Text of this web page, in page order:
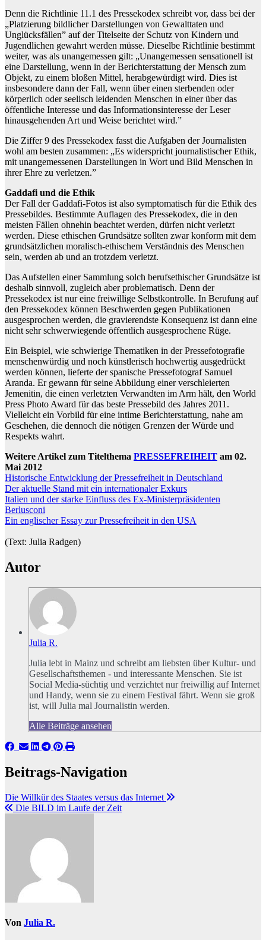
Denn die Richtlinie 11.1 des Pressekodex schreibt vor, dass bei der
„Platzierung bildlicher Darstellungen von Gewalttaten und
Unglücksfällen” auf der Titelseite der Schutz von Kindern und
Jugendlichen gewahrt werden müsse. Dieselbe Richtlinie bestimmt
weiter, was als unangemessen gilt: „Unangemessen sensationell ist
eine Darstellung, wenn in der Berichterstattung der Mensch zum
Objekt, zu einem bloßen Mittel, herabgewürdigt wird. Dies ist
insbesondere dann der Fall, wenn über einen sterbenden oder
körperlich oder seelisch leidenden Menschen in einer über das
öffentliche Interesse und das Informationsinteresse der Leser
hinausgehenden Art und Weise berichtet wird.”
Die Ziffer 9 des Pressekodex fasst die Aufgaben der Journalisten
wohl am besten zusammen: „Es widerspricht journalistischer Ethik,
mit unangemessenen Darstellungen in Wort und Bild Menschen in
ihrer Ehre zu verletzen.”
Gaddafi und die Ethik
Der Fall der Gaddafi-Fotos ist also symptomatisch für die Ethik des
Pressebildes. Bestimmte Auflagen des Pressekodex, die in den
meisten Fällen ohnehin beachtet werden, dürfen nicht verletzt
werden. Diese ethischen Grundsätze sollten zwar konform mit dem
grundsätzlichen moralisch-ethischem Verständnis des Menschen
sein, werden ab und an trotzdem verletzt.
Das Aufstellen einer Sammlung solch berufsethischer Grundsätze ist
deshalb sinnvoll, zugleich aber problematisch. Denn der
Pressekodex ist nur eine freiwillige Selbstkontrolle. In Berufung auf
den Pressekodex können Beschwerden gegen Publikationen
ausgesprochen werden, die gravierendste Konsequenz ist dann eine
nicht sehr schwerwiegende öffentlich ausgesprochene Rüge.
Ein Beispiel, wie schwierige Thematiken in der Pressefotografie
menschenwürdig und noch künstlerisch hochwertig ausgedrückt
werden können, lieferte der spanische Pressefotograf Samuel
Aranda. Er gewann für seine Abbildung einer verschleierten
Jemenitin, die einen verletzten Verwandten im Arm hält, den World
Press Photo Award für das beste Pressebild des Jahres 2011.
Vielleicht ein Vorbild für eine intime Berichterstattung, nahe am
Geschehen, die dennoch die nötigen Grenzen der Würde und
Respekts wahrt.
Weitere Artikel zum Titelthema PRESSEFREIHEIT am 02.
Mai 2012
Historische Entwicklung der Pressefreiheit in Deutschland
Der aktuelle Stand mit ein internationaler Exkurs
Italien und der starke Einfluss des Ex-Ministerpräsidenten
Berlusconi
Ein englischer Essay zur Pressefreiheit in den USA
(Text: Julia Radgen)
Autor
Julia R.
Julia lebt in Mainz und schreibt am liebsten über Kultur- und
Gesellschaftsthemen - und interessante Menschen. Sie ist
Social Media-süchtig und verzichtet nur freiwillig auf Internet
und Handy, wenn sie zu einem Festival fährt. Wenn sie groß
ist, will Julia mal Journalistin werden.
Alle Beiträge ansehen
Beitrags-Navigation
Die Willkür des Staates versus das Internet
Die BILD im Laufe der Zeit
Von Julia R.